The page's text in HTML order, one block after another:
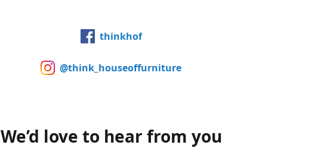
thinkhof
@think_houseoffurniture
We’d love to hear from you